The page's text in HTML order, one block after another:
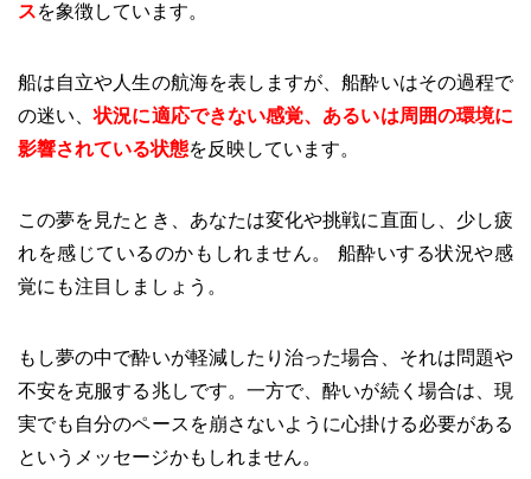
スを象徴しています。
船は自立や人生の航海を表しますが、船酔いはその過程で
の迷い、状況に適応できない感覚、あるいは周囲の環境に
影響されている状態を反映しています。
この夢を見たとき、あなたは変化や挑戦に直面し、少し疲
れを感じているのかもしれません。 船酔いする状況や感
覚にも注目しましょう。
もし夢の中で酔いが軽減したり治った場合、それは問題や
不安を克服する兆しです。一方で、酔いが続く場合は、現
実でも自分のペースを崩さないように心掛ける必要がある
というメッセージかもしれません。